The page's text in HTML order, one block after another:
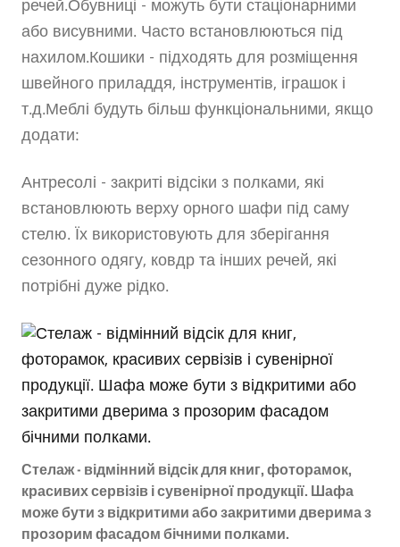
речей.Обувниці - можуть бути стаціонарними
або висувними. Часто встановлюються під
нахилом.Кошики - підходять для розміщення
швейного приладдя, інструментів, іграшок і
т.д.Меблі будуть більш функціональними, якщо
додати:
Антресолі - закриті відсіки з полками, які
встановлюють верху орного шафи під саму
стелю. Їх використовують для зберігання
сезонного одягу, ковдр та інших речей, які
потрібні дуже рідко.
Стелаж - відмінний відсік для книг, фоторамок,
красивих сервізів і сувенірної продукції. Шафа
може бути з відкритими або закритими дверима з
прозорим фасадом бічними полками.